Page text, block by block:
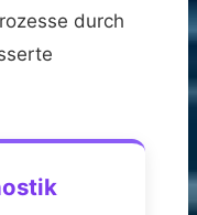
durch